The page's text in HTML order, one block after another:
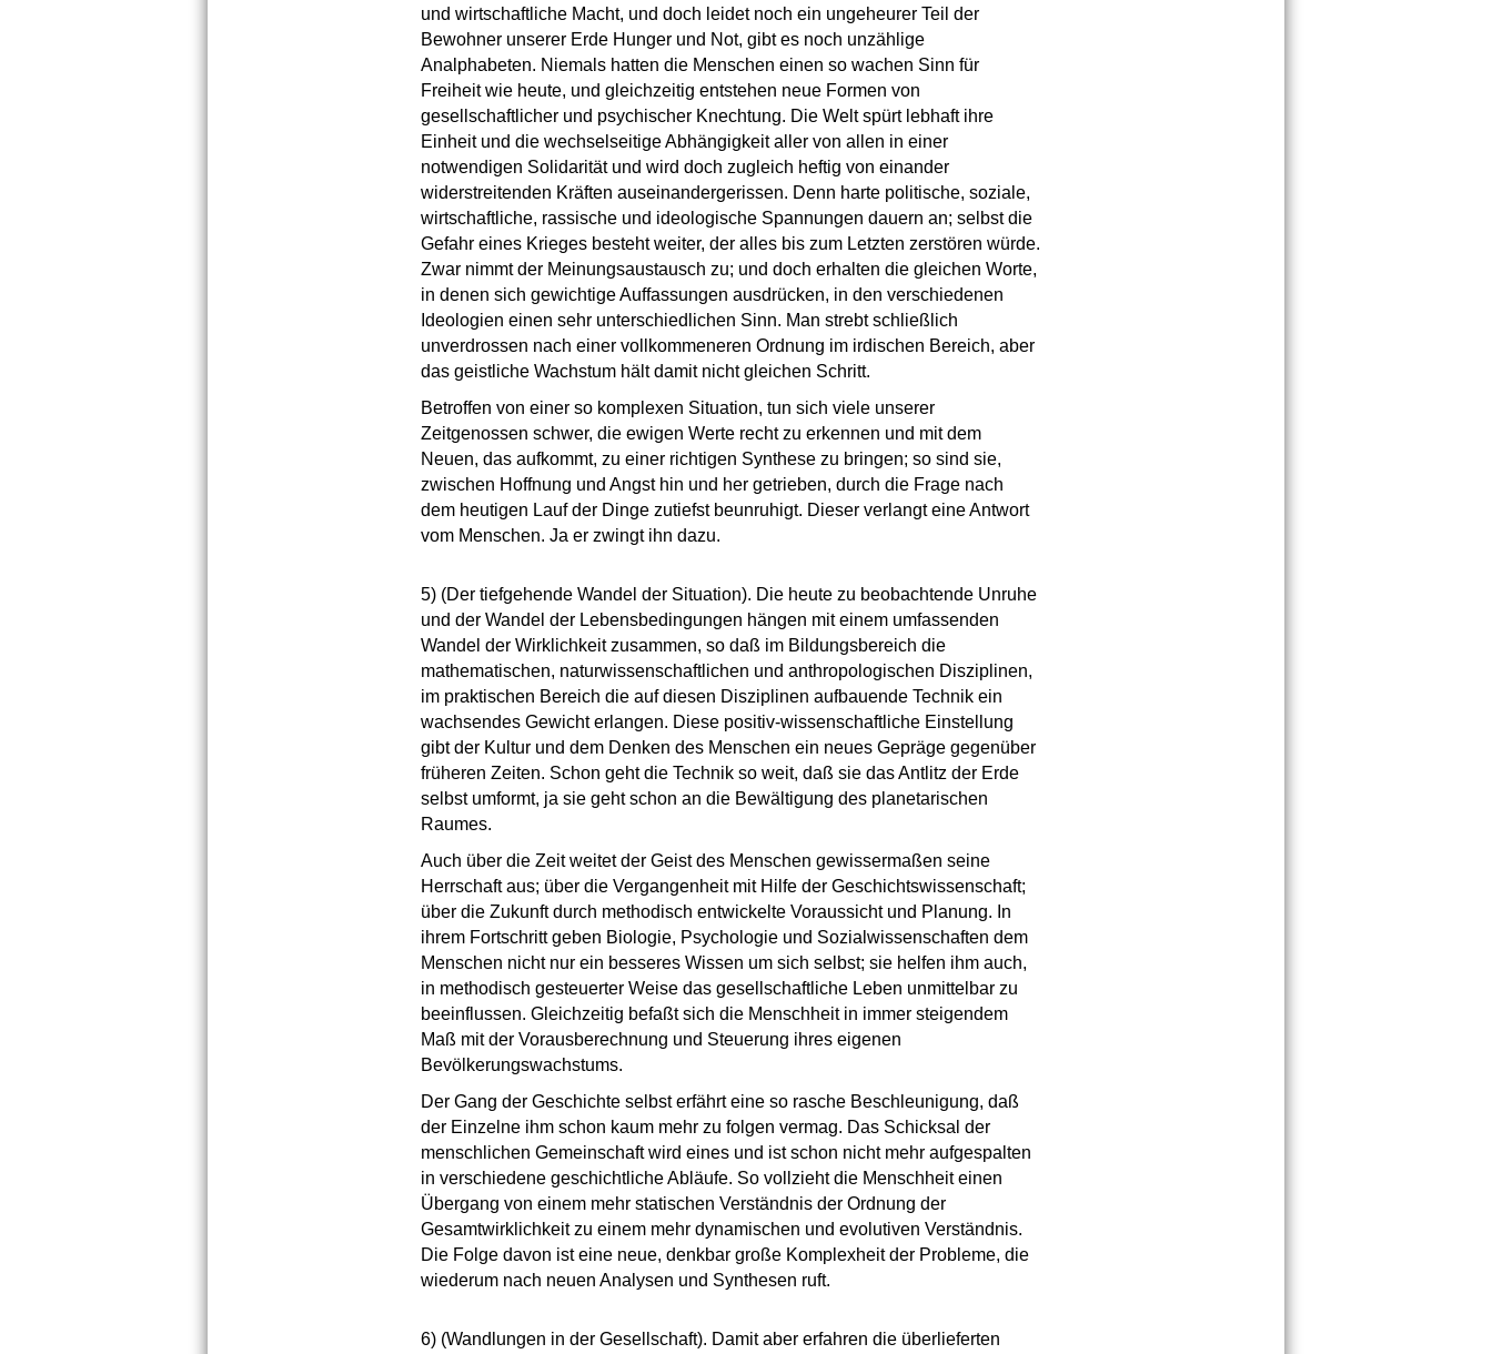
und wirtschaftliche Macht, und doch leidet noch ein ungeheurer Teil der
Bewohner unserer Erde Hunger und Not, gibt es noch unzählige
Analphabeten. Niemals hatten die Menschen einen so wachen Sinn für
Freiheit wie heute, und gleichzeitig entstehen neue Formen von
gesellschaftlicher und psychischer Knechtung. Die Welt spürt lebhaft ihre
Einheit und die wechselseitige Abhängigkeit aller von allen in einer
notwendigen Solidarität und wird doch zugleich heftig von einander
widerstreitenden Kräften auseinandergerissen. Denn harte politische, soziale,
wirtschaftliche, rassische und ideologische Spannungen dauern an; selbst die
Gefahr eines Krieges besteht weiter, der alles bis zum Letzten zerstören würde.
Zwar nimmt der Meinungsaustausch zu; und doch erhalten die gleichen Worte,
in denen sich gewichtige Auffassungen ausdrücken, in den verschiedenen
Ideologien einen sehr unterschiedlichen Sinn. Man strebt schließlich
unverdrossen nach einer vollkommeneren Ordnung im irdischen Bereich, aber
das geistliche Wachstum hält damit nicht gleichen Schritt.
Betroffen von einer so komplexen Situation, tun sich viele unserer
Zeitgenossen schwer, die ewigen Werte recht zu erkennen und mit dem
Neuen, das aufkommt, zu einer richtigen Synthese zu bringen; so sind sie,
zwischen Hoffnung und Angst hin und her getrieben, durch die Frage nach
dem heutigen Lauf der Dinge zutiefst beunruhigt. Dieser verlangt eine Antwort
vom Menschen. Ja er zwingt ihn dazu.
5) (Der tiefgehende Wandel der Situation). Die heute zu beobachtende Unruhe
und der Wandel der Lebensbedingungen hängen mit einem umfassenden
Wandel der Wirklichkeit zusammen, so daß im Bildungsbereich die
mathematischen, naturwissenschaftlichen und anthropologischen Disziplinen,
im praktischen Bereich die auf diesen Disziplinen aufbauende Technik ein
wachsendes Gewicht erlangen. Diese positiv-wissenschaftliche Einstellung
gibt der Kultur und dem Denken des Menschen ein neues Gepräge gegenüber
früheren Zeiten. Schon geht die Technik so weit, daß sie das Antlitz der Erde
selbst umformt, ja sie geht schon an die Bewältigung des planetarischen
Raumes.
Auch über die Zeit weitet der Geist des Menschen gewissermaßen seine
Herrschaft aus; über die Vergangenheit mit Hilfe der Geschichtswissenschaft;
über die Zukunft durch methodisch entwickelte Voraussicht und Planung. In
ihrem Fortschritt geben Biologie, Psychologie und Sozialwissenschaften dem
Menschen nicht nur ein besseres Wissen um sich selbst; sie helfen ihm auch,
in methodisch gesteuerter Weise das gesellschaftliche Leben unmittelbar zu
beeinflussen. Gleichzeitig befaßt sich die Menschheit in immer steigendem
Maß mit der Vorausberechnung und Steuerung ihres eigenen
Bevölkerungswachstums.
Der Gang der Geschichte selbst erfährt eine so rasche Beschleunigung, daß
der Einzelne ihm schon kaum mehr zu folgen vermag. Das Schicksal der
menschlichen Gemeinschaft wird eines und ist schon nicht mehr aufgespalten
in verschiedene geschichtliche Abläufe. So vollzieht die Menschheit einen
Übergang von einem mehr statischen Verständnis der Ordnung der
Gesamtwirklichkeit zu einem mehr dynamischen und evolutiven Verständnis.
Die Folge davon ist eine neue, denkbar große Komplexheit der Probleme, die
wiederum nach neuen Analysen und Synthesen ruft.
6) (Wandlungen in der Gesellschaft). Damit aber erfahren die überlieferten